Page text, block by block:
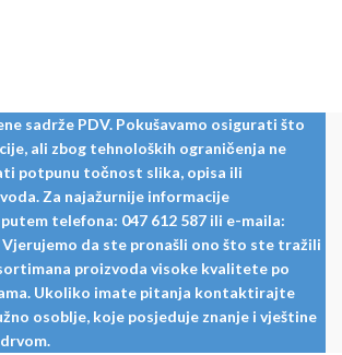
sadrže PDV. Pokušavamo osigurati što
ali zbog tehnoloških ograničenja ne
potpunu točnost slika, opisa ili
Za najažurnije informacije
telefona: 047 612 587 ili e-maila:
da ste pronašli ono što ste tražili
proizvoda visoke kvalitete po
Ukoliko imate pitanja kontaktirajte
osoblje, koje posjeduje znanje i vještine